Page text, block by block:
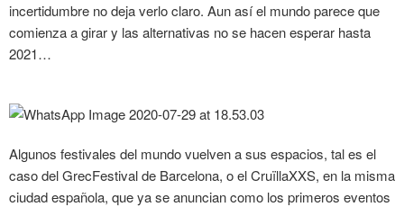
incertidumbre no deja verlo claro. Aun así el mundo parece que
comienza a girar y las alternativas no se hacen esperar hasta
2021…
Algunos festivales del mundo vuelven a sus espacios, tal es el
caso del GrecFestival de Barcelona, o el CruïllaXXS, en la misma
ciudad española, que ya se anuncian como los primeros eventos